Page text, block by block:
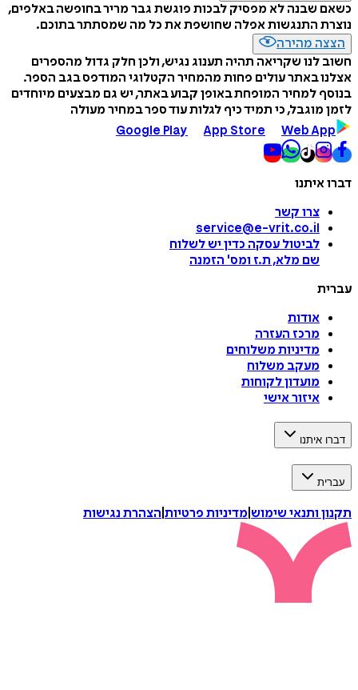
כשאם שבנה לא מפסיק לבכות פוגשת גבר מריר בחופשה באלפים,
נוצרת התנגשות אפלה שחושפת את כל מה שמסתתר בתוכם.
הצצה מהירה
חשוב לנו שקריאה תהיה תענוג נגיש, ולכן חלק גדול מהספרים
אצלנו באתר עולים פחות מהמחיר הקטלוגי המודפס בגב הספר.
בנוסף למחיר המופחת באופן קבוע באתר, יש גם מבצעים מיוחדים
לזמן מוגבל, כי תמיד כיף לגלות עוד ספר במחיר מעולה
Google Play
App Store Web App
דברו איתנו
צרו קשר
service@e-vrit.co.il
לביטול עסקה כדין יש לשלוח
שם מלא, ת.ז ומס' הזמנה
עברית
אודות
מרכז העזרה
מדיניות משלוחים
מעקב משלוח
מועדון לקוחות
איזור אישי
דברו איתנו
עברית
תקנון ותנאי שימוש מדיניות פרטיות הצהרת נגישות